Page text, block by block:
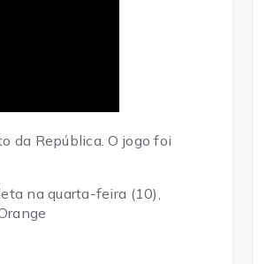
da República. O jogo foi
na quarta-feira (10),